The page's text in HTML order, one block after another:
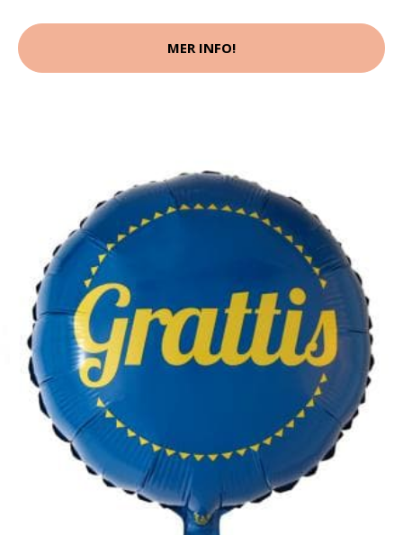
MER INFO!